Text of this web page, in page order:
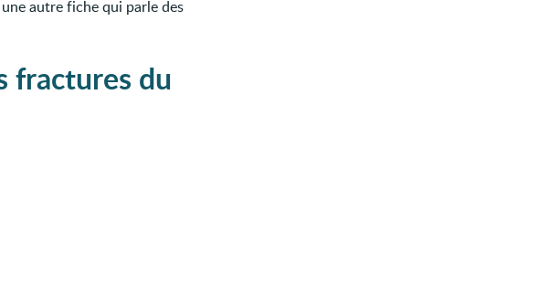
autre fiche qui parle des
fractures du